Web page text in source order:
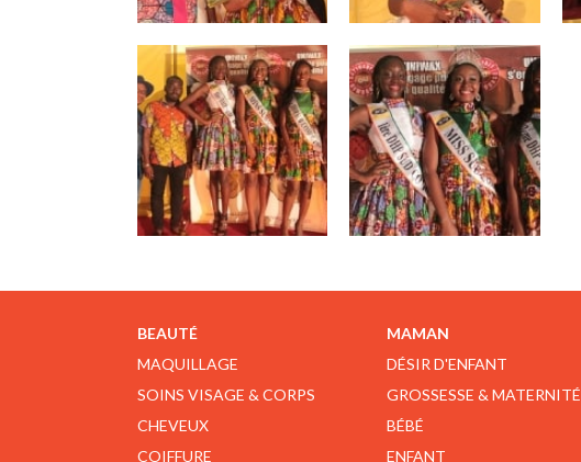
BEAUTÉ
MAQUILLAGE
SOINS VISAGE & CORPS
CHEVEUX
COIFFURE
MAMAN
DÉSIR D'ENFANT
GROSSESSE & MATERNITÉ
BÉBÉ
ENFANT